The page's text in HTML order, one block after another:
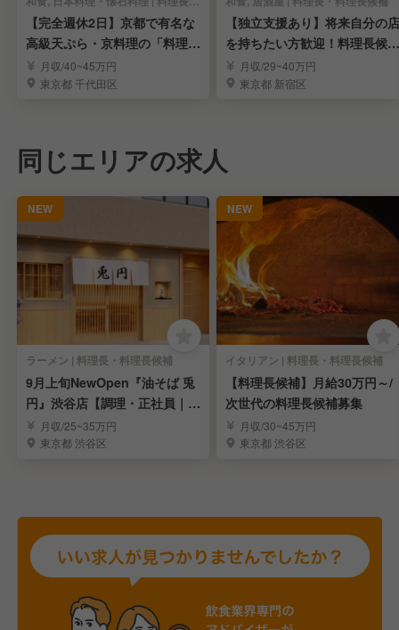
【完全週休2日】京都で有名な
高級天ぷら・京料理の「料理長
候補」募集！
月収/40~45万円
東京都 千代田区
【独立支援あり】将来自分の店
を持ちたい方歓迎！料理長候補
募集月収/29~40万円
東京都 新宿区
同じエリアの求人
NEW
ラーメン | 料理長・料理長候補
9月上旬NewOpen『油そば 兎
円』渋谷店【調理・正社員｜店
長候補】
月収/25~35万円
東京都 渋谷区
NEW
イタリアン | 料理長・料理長候補
【料理長候補】月給30万円～/
次世代の料理長候補募集
月収/30~45万円
東京都 渋谷区